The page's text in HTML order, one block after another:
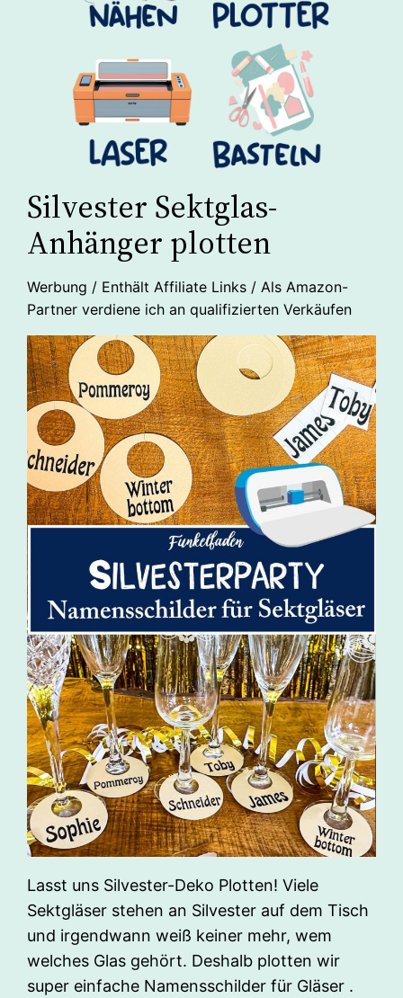
Silvester Sektglas-
Anhänger plotten
Werbung / Enthält Affiliate Links / Als Amazon-
Partner verdiene ich an qualifizierten Verkäufen
Lasst uns Silvester-Deko Plotten! Viele
Sektgläser stehen an Silvester auf dem Tisch
und irgendwann weiß keiner mehr, wem
welches Glas gehört. Deshalb plotten wir
super einfache Namensschilder für Gläser .